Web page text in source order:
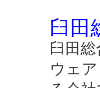
臼田
臼田
ウェ